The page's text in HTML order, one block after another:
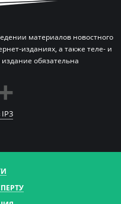
материалов новостного
изданиях, а также теле- и
обязательна
3